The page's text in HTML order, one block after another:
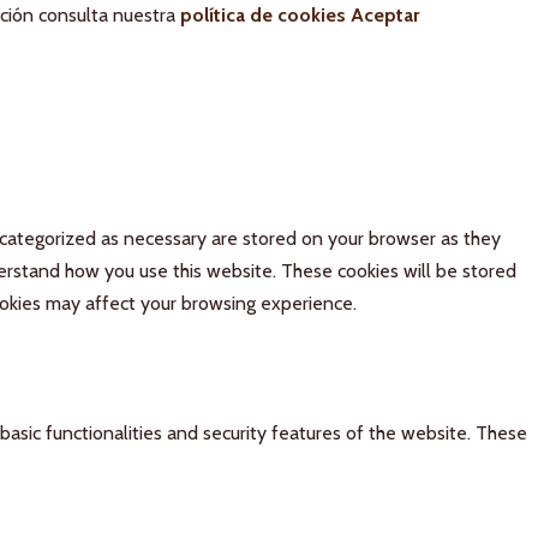
consulta nuestra política de cookies Aceptar
as necessary are stored on your browser as they
how you use this website. These cookies will be stored
may affect your browsing experience.
functionalities and security features of the website. These